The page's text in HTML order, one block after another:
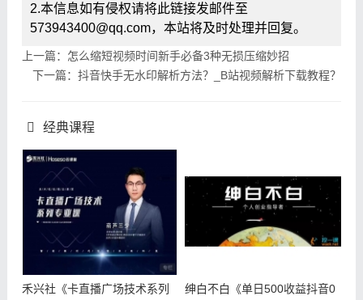
2.本信息如有侵权请将此链接发邮件至
573943400@qq.com，本站将及时处理并回复。
上一篇：怎么缩短视频时间新手必备3种无损压缩妙招
下一篇：抖音快手无水印解析方法？_B站视频解析下载教程？
经典课程
禾兴社《卡直播广场技术系列
绅白不白《单日500收益抖音0